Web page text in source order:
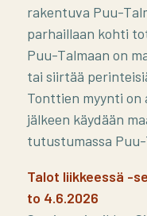
rakentuva Puu-
parhaillaan kohti
Puu-Talmaan on
tai siirtää
Tonttien myynti on
jälkeen käydään
tutustumassa
Talot liikkeessä -
to 4.6.2026